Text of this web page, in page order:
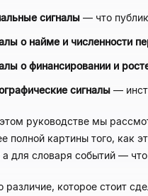
сигналы — что
о найме и численности
о финансировании и
сигналы —
руководстве мы
полной картины того, как
а для словаря событий —
различие, которое стоит